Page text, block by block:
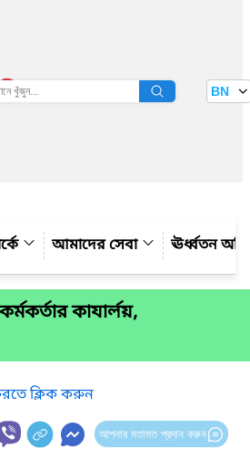
তথ্য বাতায়ন BN
আমাদের সেবা ঊর্ধ্বতন
কাযার্লয়,
ক্লিক করুন
আপনার মতামত প্রদান করুন